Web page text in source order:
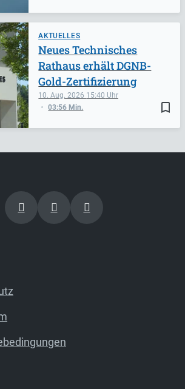
AKTUELLES
bookmark_border
10. Aug. 2026 15:40
03:56 Min.
Neues Technisches
Rathaus erhält DGNB-
Gold-Zertifizierung